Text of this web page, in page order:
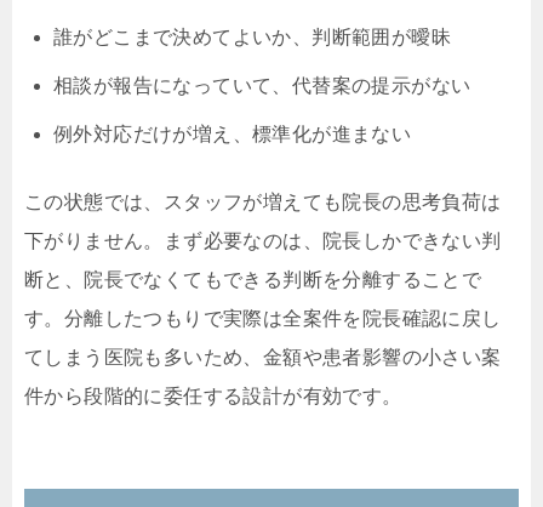
誰がどこまで決めてよいか、判断範囲が曖昧
相談が報告になっていて、代替案の提示がない
例外対応だけが増え、標準化が進まない
この状態では、スタッフが増えても院長の思考負荷は
下がりません。まず必要なのは、院長しかできない判
断と、院長でなくてもできる判断を分離することで
す。分離したつもりで実際は全案件を院長確認に戻し
てしまう医院も多いため、金額や患者影響の小さい案
件から段階的に委任する設計が有効です。